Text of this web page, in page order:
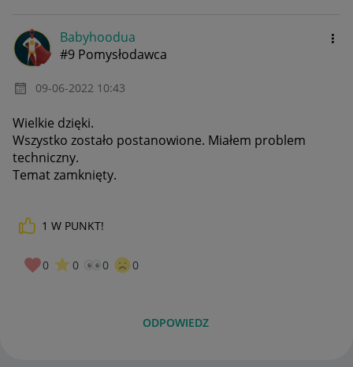
Babyhoodua
#9 Pomysłodawca
‎09-06-2022 10:43
Wielkie dzięki.
Wszystko zostało postanowione. Miałem problem
techniczny.
Temat zamknięty.
1 W PUNKT!
0 0 0 0
ODPOWIEDZ